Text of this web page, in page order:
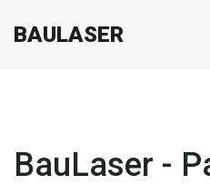
BAULASER
BauLaser -